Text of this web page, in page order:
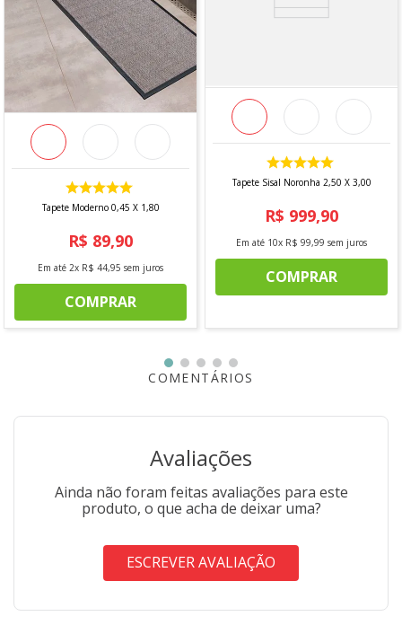
- 100% Poliamida
DIMENSÕES
1,00 x 1,40
*imagem meramente ilustrativa
Tapete Moderno 0,45 X 1,80
R$ 89,90
Em até 2x R$ 44,95 sem juros
COMPRAR
Tapete Sisal Noronha 2,50 X 3,00
R$ 999,90
Em até 10x R$ 99,99 sem juros
COMPRAR
COMENTÁRIOS
Avaliações
Ainda não foram feitas avaliações para este
produto, o que acha de deixar uma?
ESCREVER AVALIAÇÃO